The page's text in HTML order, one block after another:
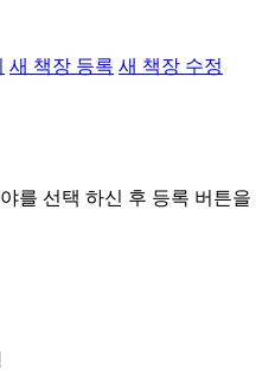
새 책장 등록 새 책장 수정
를 선택 하신 후 등록 버튼을